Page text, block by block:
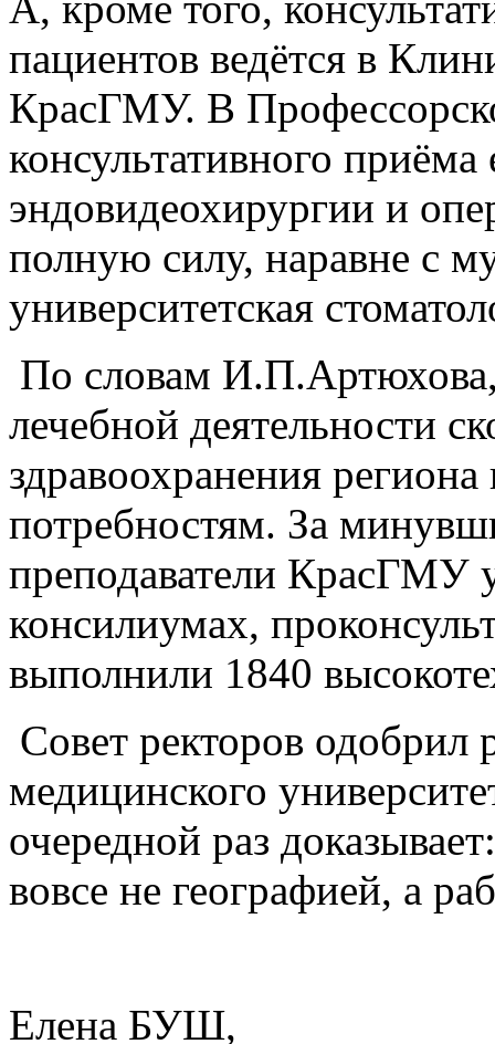
пациентов ведётся в
КрасГМУ. В
консультативного приёма
эндовидеохирургии и
полную силу, наравне с
университетская
По словам
лечебной деятельности
здравоохранения региона
потребностям. За
преподаватели КрасГМУ
консилиумах,
выполнили 1840
Совет ректоров одобрил
медицинского
очередной раз
вовсе не географией, а
Елена БУШ,